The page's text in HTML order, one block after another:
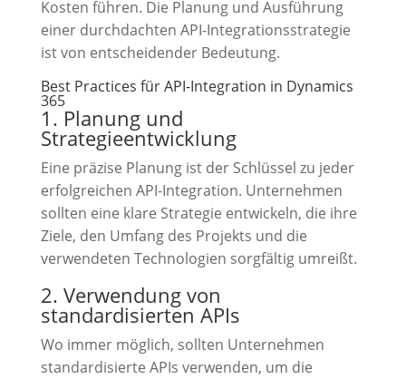
Kosten führen. Die Planung und Ausführung
einer durchdachten API-Integrationsstrategie
ist von entscheidender Bedeutung.
Best Practices für API-Integration in Dynamics
365
1. Planung und
Strategieentwicklung
Eine präzise Planung ist der Schlüssel zu jeder
erfolgreichen API-Integration. Unternehmen
sollten eine klare Strategie entwickeln, die ihre
Ziele, den Umfang des Projekts und die
verwendeten Technologien sorgfältig umreißt.
2. Verwendung von
standardisierten APIs
Wo immer möglich, sollten Unternehmen
standardisierte APIs verwenden, um die